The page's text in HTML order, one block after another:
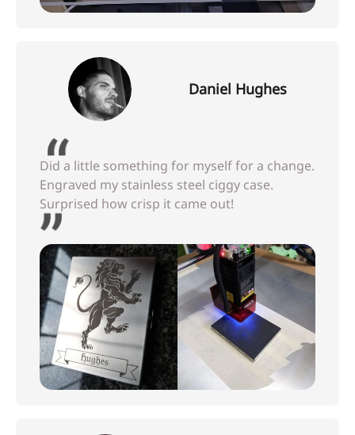
Daniel Hughes
Did a little something for myself for a change.
Engraved my stainless steel ciggy case.
Surprised how crisp it came out!